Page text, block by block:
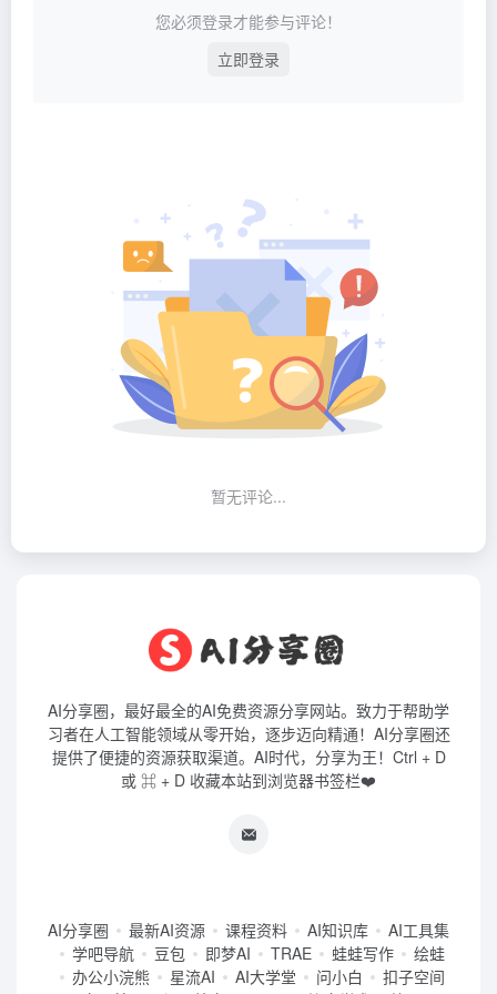
您必须登录才能参与评论！
立即登录
暂无评论...
AI分享圈，最好最全的AI免费资源分享网站。致力于帮助学
习者在人工智能领域从零开始，逐步迈向精通！AI分享圈还
提供了便捷的资源获取渠道。AI时代，分享为王！Ctrl + D
或 ⌘ + D 收藏本站到浏览器书签栏❤️
AI分享圈 最新AI资源 课程资料 AI知识库
AI工具集
学吧导航
豆包 即梦AI TRAE 蛙蛙写作
绘蛙
办公小浣熊
星流AI AI大学堂 问小白
扣子空间